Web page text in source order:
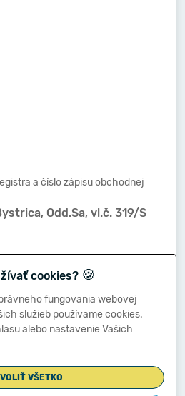
a číslo zápisu obchodnej
Odd.Sa, vl.č. 319/S
cookies? 🍪
fungovania webovej
služieb používame cookies.
alebo nastavenie Vašich
VŠETKO